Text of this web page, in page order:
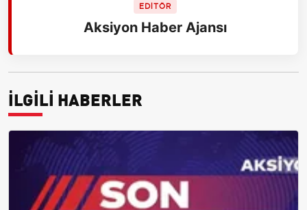
EDİTÖR
Aksiyon Haber Ajansı
İLGİLİ HABERLER